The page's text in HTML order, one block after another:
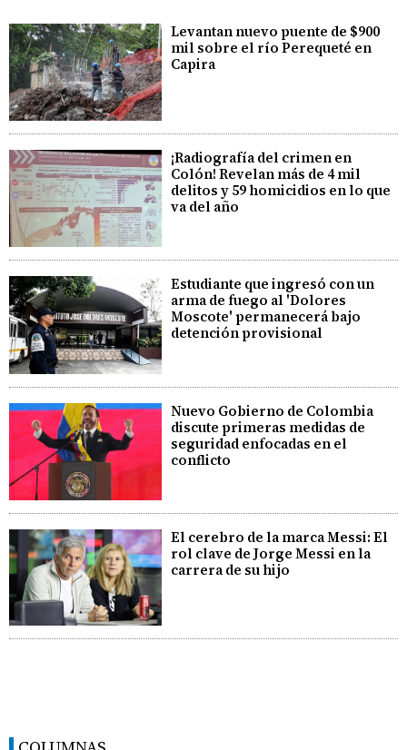
Levantan nuevo puente de $900
mil sobre el río Perequeté en
Capira
¡Radiografía del crimen en
Colón! Revelan más de 4 mil
delitos y 59 homicidios en lo que
va del año
Estudiante que ingresó con un
arma de fuego al 'Dolores
Moscote' permanecerá bajo
detención provisional
Nuevo Gobierno de Colombia
discute primeras medidas de
seguridad enfocadas en el
conflicto
El cerebro de la marca Messi: El
rol clave de Jorge Messi en la
carrera de su hijo